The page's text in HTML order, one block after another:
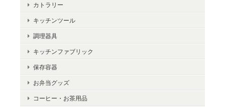
カトラリー
キッチンツール
調理器具
キッチンファブリック
保存容器
お弁当グッズ
コーヒー・お茶用品